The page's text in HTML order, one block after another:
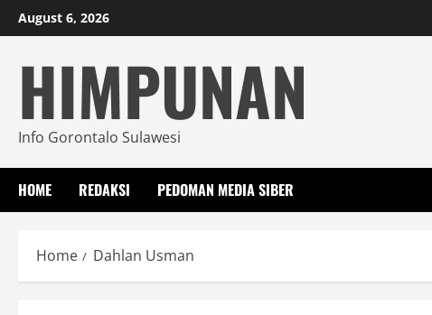
Skip
to
August 6, 2026
HIMPUNAN
Info Gorontalo Sulawesi
HOME REDAKSI PEDOMAN MEDIA SIBER
Home Dahlan Usman